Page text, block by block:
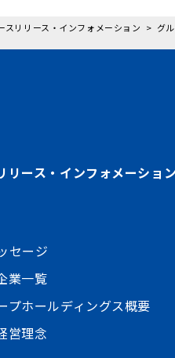
スリリース・インフォメーション
グ
リース・インフォメーション
セージ
業一覧
プホールディングス概要
営理念